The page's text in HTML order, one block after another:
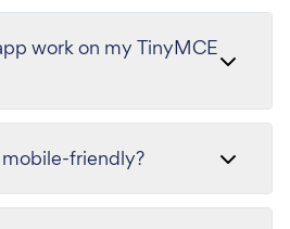
work on my TinyMCE
friendly?